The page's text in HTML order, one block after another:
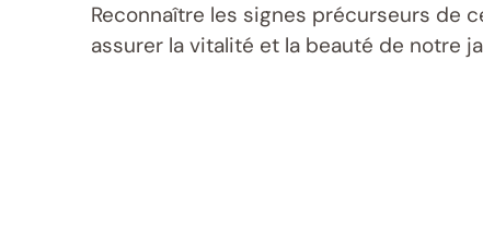
Reconnaître les signes précurseurs de
assurer la vitalité et la beauté de notre